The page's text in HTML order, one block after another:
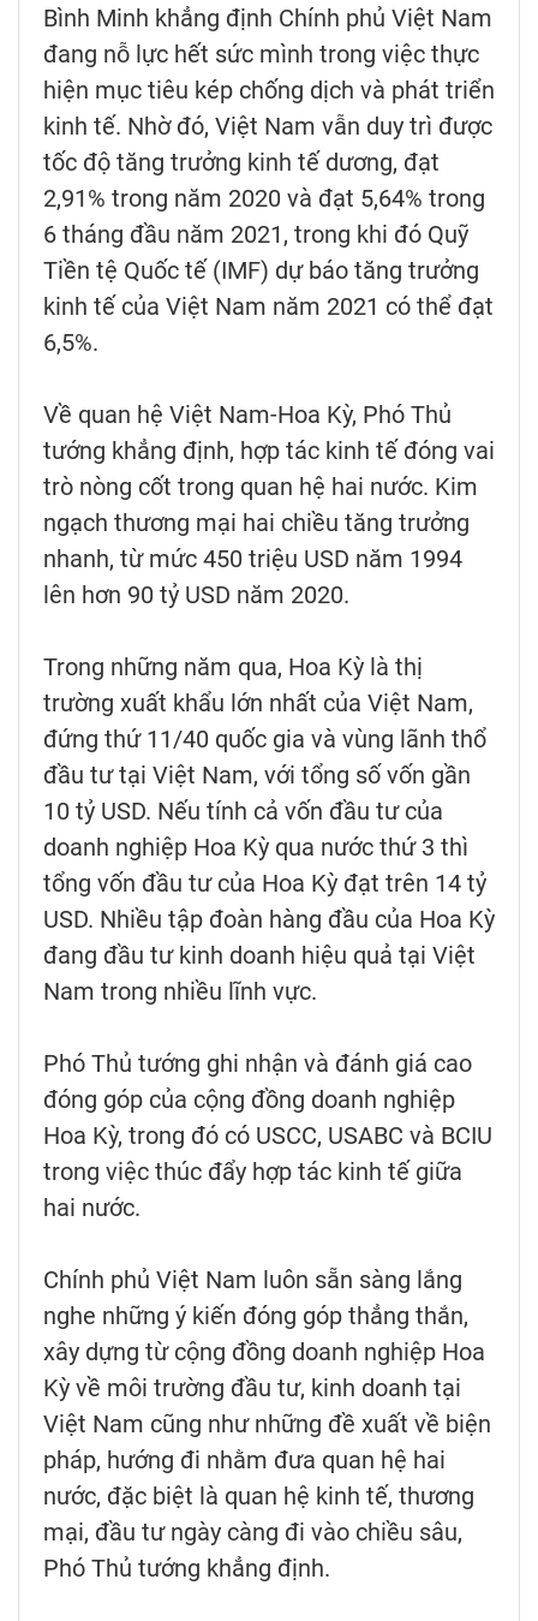
Bình Minh khẳng định Chính phủ Việt Nam
đang nỗ lực hết sức mình trong việc thực
hiện mục tiêu kép chống dịch và phát triển
kinh tế. Nhờ đó, Việt Nam vẫn duy trì được
tốc độ tăng trưởng kinh tế dương, đạt
2,91% trong năm 2020 và đạt 5,64% trong
6 tháng đầu năm 2021, trong khi đó Quỹ
Tiền tệ Quốc tế (IMF) dự báo tăng trưởng
kinh tế của Việt Nam năm 2021 có thể đạt
6,5%.
Về quan hệ Việt Nam-Hoa Kỳ, Phó Thủ
tướng khẳng định, hợp tác kinh tế đóng vai
trò nòng cốt trong quan hệ hai nước. Kim
ngạch thương mại hai chiều tăng trưởng
nhanh, từ mức 450 triệu USD năm 1994
lên hơn 90 tỷ USD năm 2020.
Trong những năm qua, Hoa Kỳ là thị
trường xuất khẩu lớn nhất của Việt Nam,
đứng thứ 11/40 quốc gia và vùng lãnh thổ
đầu tư tại Việt Nam, với tổng số vốn gần
10 tỷ USD. Nếu tính cả vốn đầu tư của
doanh nghiệp Hoa Kỳ qua nước thứ 3 thì
tổng vốn đầu tư của Hoa Kỳ đạt trên 14 tỷ
USD. Nhiều tập đoàn hàng đầu của Hoa Kỳ
đang đầu tư kinh doanh hiệu quả tại Việt
Nam trong nhiều lĩnh vực.
Phó Thủ tướng ghi nhận và đánh giá cao
đóng góp của cộng đồng doanh nghiệp
Hoa Kỳ, trong đó có USCC, USABC và BCIU
trong việc thúc đẩy hợp tác kinh tế giữa
hai nước.
Chính phủ Việt Nam luôn sẵn sàng lắng
nghe những ý kiến đóng góp thẳng thắn,
xây dựng từ cộng đồng doanh nghiệp Hoa
Kỳ về môi trường đầu tư, kinh doanh tại
Việt Nam cũng như những đề xuất về biện
pháp, hướng đi nhằm đưa quan hệ hai
nước, đặc biệt là quan hệ kinh tế, thương
mại, đầu tư ngày càng đi vào chiều sâu,
Phó Thủ tướng khẳng định.